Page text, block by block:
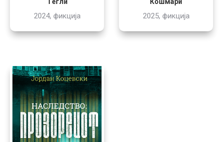
Tегли
2024, фикција
Кошмари
2025, фикција